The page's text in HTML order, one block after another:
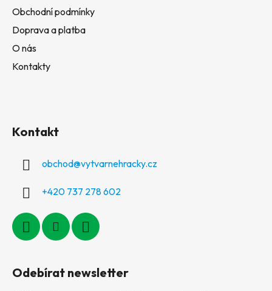
Obchodní podmínky
Doprava a platba
O nás
Kontakty
Kontakt
obchod@vytvarnehracky.cz
+420 737 278 602
Odebírat newsletter